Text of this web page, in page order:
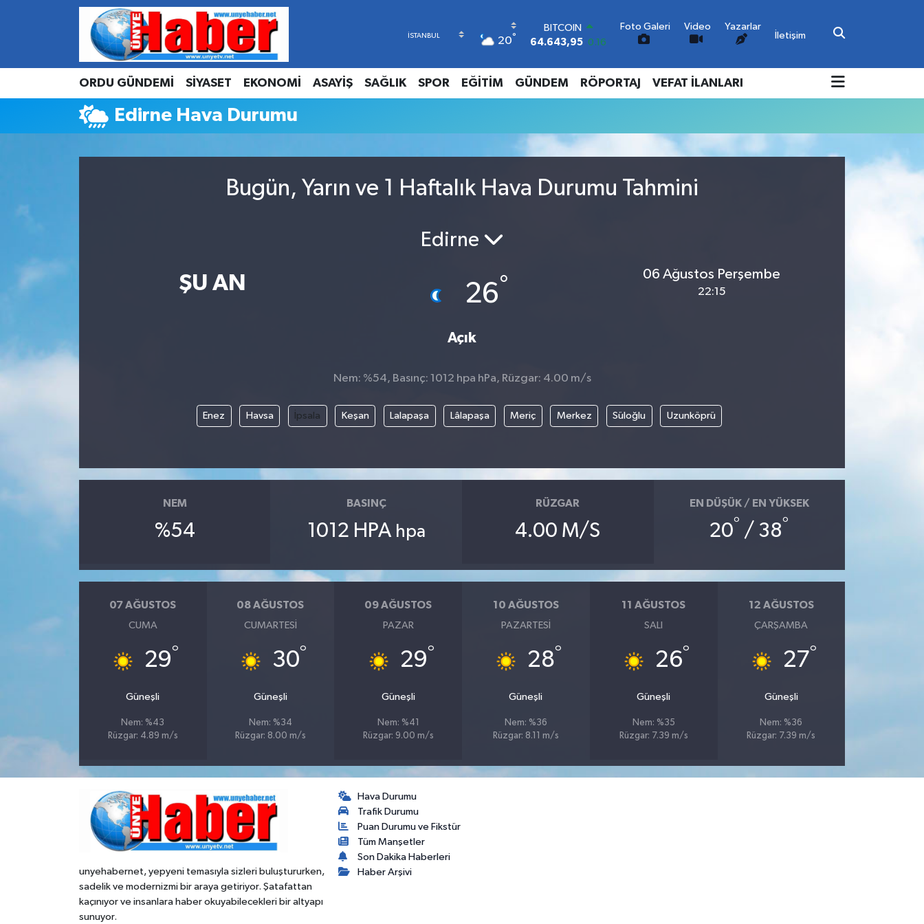
20°
BITCOIN
64.643,95 0.16
47,6006 0.06
EURO
55,0250 0.02
GRAM ALTIN
6500.87 0.12
13.799 70
Foto Galeri Video
Yazarlar
İletişim
ORDU GÜNDEMİ SİYASET EKONOMİ ASAYİŞ SAĞLIK SPOR EĞİTİM GÜNDEM RÖPORTAJ VEFAT İLANLARI
Edirne Hava Durumu
Bugün, Yarın ve 1 Haftalık Hava Durumu Tahmini
ŞU AN
Edirne
26°
Açık
06 Ağustos Perşembe
22:15
Nem: %54, Basınç: 1012 hpa hPa, Rüzgar: 4.00 m/s
Enez Havsa İpsala Keşan Lalapaşa Lâlapaşa Meriç Merkez Süloğlu Uzunköprü
NEM
%54
BASINÇ
1012 HPA hpa
RÜZGAR
4.00 M/S
EN DÜŞÜK / EN YÜKSEK
20° / 38°
07 AĞUSTOS
CUMA
29°
Güneşli
Nem: %43
Rüzgar: 4.89 m/s
08 AĞUSTOS
CUMARTESI
30°
Güneşli
Nem: %34
Rüzgar: 8.00 m/s
09 AĞUSTOS
PAZAR
29°
Güneşli
Nem: %41
Rüzgar: 9.00 m/s
10 AĞUSTOS
PAZARTESI
28°
Güneşli
Nem: %36
Rüzgar: 8.11 m/s
11 AĞUSTOS
SALI
26°
Güneşli
Nem: %35
Rüzgar: 7.39 m/s
12 AĞUSTOS
ÇARŞAMBA
27°
Güneşli
Nem: %36
Rüzgar: 7.39 m/s
unyehabernet, yepyeni temasıyla sizleri buluştururken,
sadelik ve modernizmi bir araya getiriyor. Şatafattan
kaçınıyor ve insanlara haber okuyabilecekleri bir altyapı
sunuyor.
Hava Durumu
Trafik Durumu
Puan Durumu ve Fikstür
Tüm Manşetler
Son Dakika Haberleri
Haber Arşivi
Hava Durumu
Trafik Durumu
Süper Lig Puan Durumu ve Fikstür
Tüm Manşetler